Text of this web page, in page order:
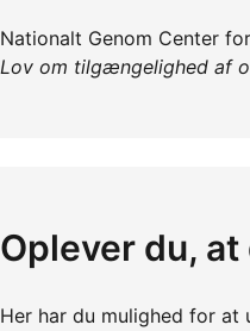
Nationalt Genom Center
Lov om tilgængelighed af
Oplever du,
Her har du mulighed for